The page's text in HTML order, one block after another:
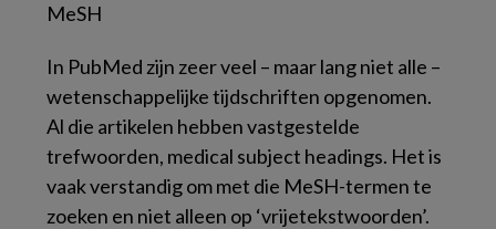
MeSH
In PubMed zijn zeer veel – maar lang niet alle –
wetenschappelijke tijdschriften opgenomen.
Al die artikelen hebben vastgestelde
trefwoorden, medical subject headings. Het is
vaak verstandig om met die MeSH-termen te
zoeken en niet alleen op ‘vrijetekstwoorden’.